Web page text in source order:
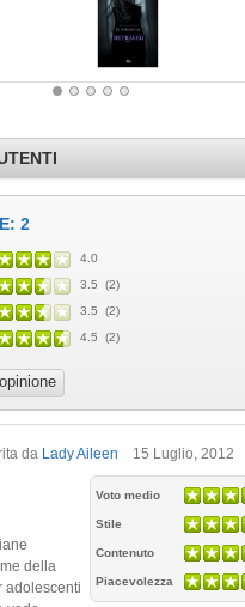
2
4.0
3.5 (2)
3.5 (2)
4.5 (2)
da Lady Aileen 15 Luglio, 2012
Voto medio
Stile
Contenuto
Piacevolezza
della
adolescenti